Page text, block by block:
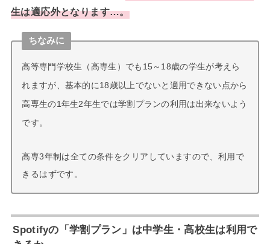
生は適応外となります…。
ちなみに
高等専門学校生（高専生）でも15～18歳の学生が考えら
れますが、基本的に18歳以上でないと適用できない点から
高専生の1年生2年生では学割プランの利用は出来ないよう
です。
高専3年制は全ての条件をクリアしていますので、利用で
きるはずです。
Spotifyの「学割プラン」は中学生・高校生は利用で